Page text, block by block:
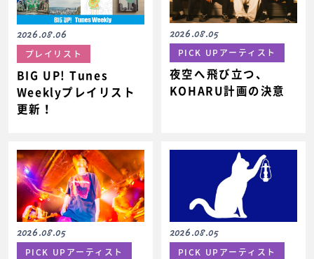
2026.08.06
プレイリスト
BIG UP! Tunes
Weeklyプレイリスト
更新！
2026.08.05
PICK UPアーティスト
夜空へ飛び立つ、
KOHARU計画の決意
2026.08.05
PICK UPアーティスト
2026.08.05
PICK UPアーティスト